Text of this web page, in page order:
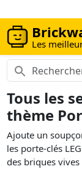
Les
Tous les
thème
Ajoute un
les porte-clés
des briques